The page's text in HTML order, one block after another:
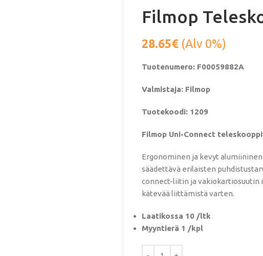
Filmop
28.65€(Alv 0%)
Tuotenumero: F00059882A
Valmistaja: Filmop
Tuotekoodi: 1209
Filmop Uni-Connect
Ergonominen ja kevyt
säädettävä erilaisten
connect-liitin ja vakiokartiosuutin
kätevää liittämistä varten.
Laatikossa 10 /ltk
Myyntierä 1 /kpl